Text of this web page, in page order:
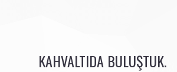
KAHVALTIDA BULUŞTUK.